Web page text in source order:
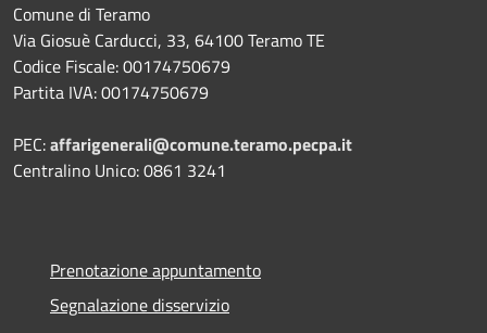
Comune di Teramo
Via Giosuè Carducci, 33, 64100 Teramo TE
Codice Fiscale: 00174750679
Partita IVA: 00174750679
PEC:affarigenerali@comune.teramo.pecpa.it
Centralino Unico: 0861 3241
Prenotazione appuntamento
Segnalazione disservizio